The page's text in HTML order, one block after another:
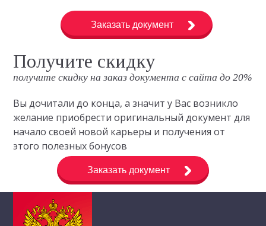
Заказать документ
Получите скидку
получите скидку на заказ документа с сайта до 20%
Вы дочитали до конца, а значит у Вас возникло
желание приобрести оригинальный документ для
начало своей новой карьеры и получения от
этого полезных бонусов
Заказать документ